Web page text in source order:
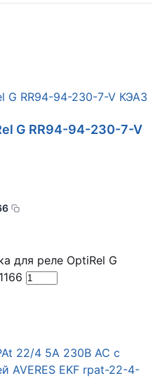
G RR94-94-230-7-V
для реле OptiRel G